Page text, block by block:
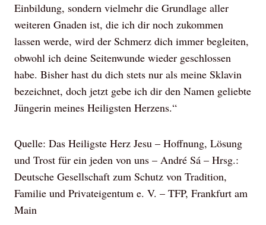
Einbildung, sondern vielmehr die Grundlage aller
weiteren Gnaden ist, die ich dir noch zukommen
lassen werde, wird der Schmerz dich immer begleiten,
obwohl ich deine Seitenwunde wieder geschlossen
habe. Bisher hast du dich stets nur als meine Sklavin
bezeichnet, doch jetzt gebe ich dir den Namen geliebte
Jüngerin meines Heiligsten Herzens.“
Quelle: Das Heiligste Herz Jesu – Hoffnung, Lösung
und Trost für ein jeden von uns – André Sá – Hrsg.:
Deutsche Gesellschaft zum Schutz von Tradition,
Familie und Privateigentum e. V. – TFP, Frankfurt am
Main